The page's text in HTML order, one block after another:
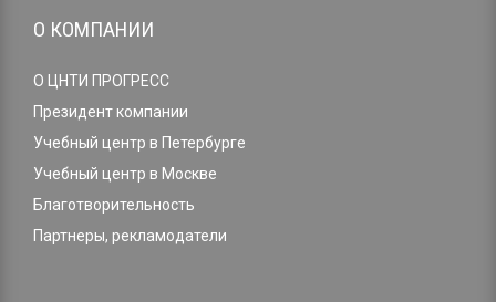
О КОМПАНИИ
О ЦНТИ ПРОГРЕСС
Президент компании
Учебный центр в Петербурге
Учебный центр в Москве
Благотворительность
Партнеры, рекламодатели